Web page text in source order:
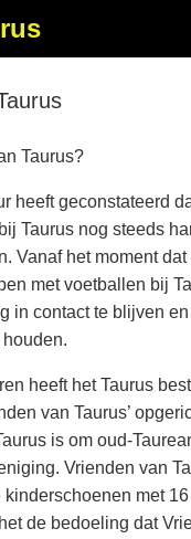
Taurus?
heeft geconstateerd
Taurus nog steeds
Vanaf het moment dat
met voetballen bij
in contact te blijven
heeft het Taurus
van Taurus’
is om oud-
Vrienden van
kinderschoenen met
de bedoeling dat